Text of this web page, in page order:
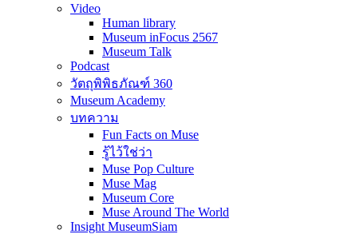
Video
Human library
Museum inFocus 2567
Museum Talk
Podcast
วัตถุพิพิธภัณฑ์ 360
Museum Academy
บทความ
Fun Facts on Muse
รู้ไว้ใช่ว่า
Muse Pop Culture
Muse Mag
Museum Core
Muse Around The World
Insight MuseumSiam